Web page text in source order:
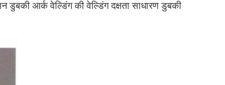
आर्क वेल्डिंग की वेल्डिंग दक्षता साधारण डुबकी